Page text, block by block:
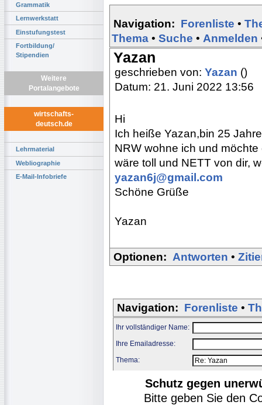
Grammatik
Lernwerkstatt
Einstufungstest
Fortbildung/
Stipendien
Weitere
Portalangebote
wirtschafts-
deutsch.de
Lehrmaterial
Webliographie
E-Mail-Infobriefe
Navigation: Forenliste •
Thema • Suche • Anmelden
Yazan
geschrieben von: Yazan ()
Datum: 21. Juni 2022 13:56
Hi
Ich heiße Yazan,bin 25
NRW wohne ich und
wäre toll und NETT von dir,
yazan6j@gmail.com
Schöne Grüße
Yazan
Optionen: Antworten •
Navigation: Forenliste •
Ihr vollständiger Name:
Ihre Emailadresse:
Thema:
Schutz gegen
Bitte geben Sie den